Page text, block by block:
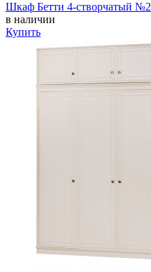
Шкаф Бетти 4-створчатый №2
в наличии
Купить